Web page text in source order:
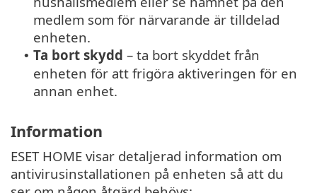
medlem som för närvarande är tilldelad
enheten.
• Ta bort skydd – ta bort skyddet från
enheten för att frigöra aktiveringen för en
annan enhet.
Information
ESET HOME visar detaljerad information om
antivirusinstallationen på enheten så att du